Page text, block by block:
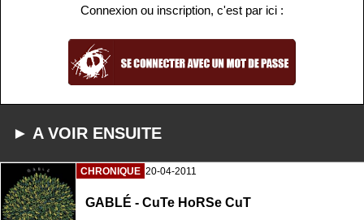
Connexion ou inscription, c'est par ici :
► A VOIR ENSUITE
CHRONIQUE 20-04-2011
GABLÉ - CuTe HoRSe CuT